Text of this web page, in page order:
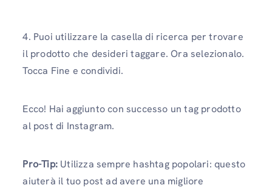
4. Puoi utilizzare la casella di ricerca per trovare
il prodotto che desideri taggare. Ora selezionalo.
Tocca Fine e condividi.
Ecco! Hai aggiunto con successo un tag prodotto
al post di Instagram.
Pro-Tip: Utilizza sempre hashtag popolari: questo
aiuterà il tuo post ad avere una migliore